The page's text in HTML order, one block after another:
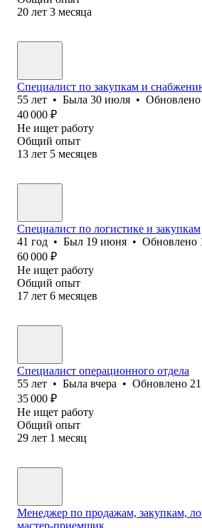
20 лет 3 месяца
Специалист по закупкам и
55 лет • Была 30 июля • Обновлено
40 000 ₽
Не ищет работу
Общий опыт
13 лет 5 месяцев
Специалист по логистике и закупкам
41 год • Был 19 июня • Обновлено
60 000 ₽
Не ищет работу
Общий опыт
17 лет 6 месяцев
Специалист операционного отдела
55 лет • Была вчера • Обновлено
35 000 ₽
Не ищет работу
Общий опыт
29 лет 1 месяц
Менеджер по продажам, закупкам,
мастер-приемщик